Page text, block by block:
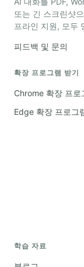
또는 긴 스크린샷
프라인 지원, 모두
피드백 및 문의
확장 프로그램 받기
Chrome 확장 프로
Edge 확장 프로그
학습 자료